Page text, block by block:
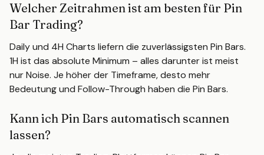
Welcher Zeitrahmen ist am besten für Pin
Bar Trading?
Daily und 4H Charts liefern die zuverlässigsten Pin Bars.
1H ist das absolute Minimum – alles darunter ist meist
nur Noise. Je höher der Timeframe, desto mehr
Bedeutung und Follow-Through haben die Pin Bars.
Kann ich Pin Bars automatisch scannen
lassen?